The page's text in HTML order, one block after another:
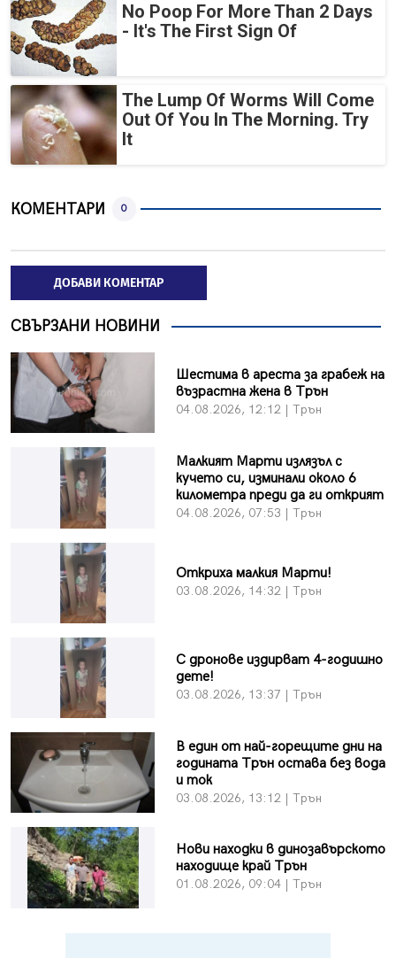
No Poop For More Than 2 Days
- It's The First Sign Of
The Lump Of Worms Will Come
Out Of You In The Morning. Try
It
КОМЕНТАРИ 0
ДОБАВИ КОМЕНТАР
СВЪРЗАНИ НОВИНИ
Шестима в ареста за грабеж на
възрастна жена в Трън
04.08.2026, 12:12 | Трън
Малкият Марти излязъл с
кучето си, изминали около 6
километра преди да ги открият
04.08.2026, 07:53 | Трън
Откриха малкия Марти!
03.08.2026, 14:32 | Трън
С дронове издирват 4-годишно
дете!
03.08.2026, 13:37 | Трън
В един от най-горещите дни на
годината Трън остава без вода
и ток
03.08.2026, 13:12 | Трън
Нови находки в динозавърското
находище край Трън
01.08.2026, 09:04 | Трън